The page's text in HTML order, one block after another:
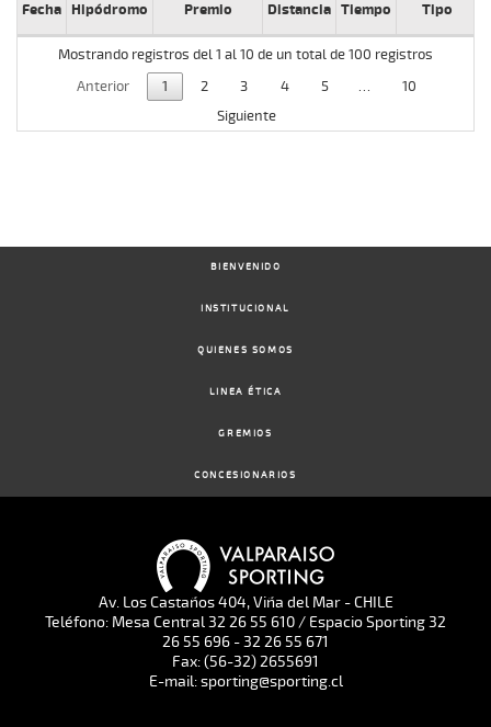
Fecha Hipódromo Premio Distancia Tiempo Tipo
Mostrando registros del 1 al 10 de un total de 100 registros
Anterior
1 2 3 4 5 …
10
Siguiente
BIENVENIDO
INSTITUCIONAL
QUIENES SOMOS
LINEA ÉTICA
GREMIOS
CONCESIONARIOS
Av. Los Castaños 404, Viña del Mar - CHILE
Teléfono: Mesa Central 32 26 55 610 / Espacio Sporting 32
26 55 696 - 32 26 55 671
Fax: (56-32) 2655691
E-mail: sporting@sporting.cl